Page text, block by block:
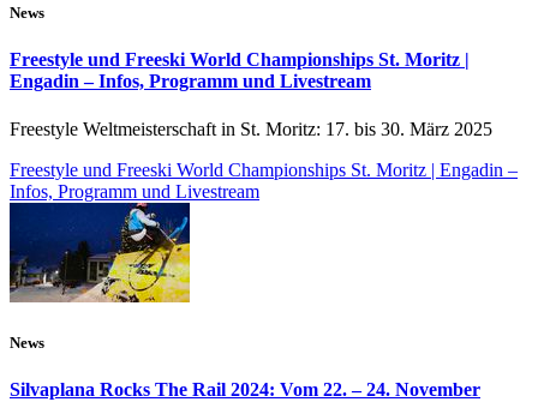
News
Freestyle und Freeski World Championships St. Moritz |
Engadin – Infos, Programm und Livestream
Freestyle Weltmeisterschaft in St. Moritz: 17. bis 30. März 2025
Freestyle und Freeski World Championships St. Moritz | Engadin –
Infos, Programm und Livestream
News
Silvaplana Rocks The Rail 2024: Vom 22. – 24. November